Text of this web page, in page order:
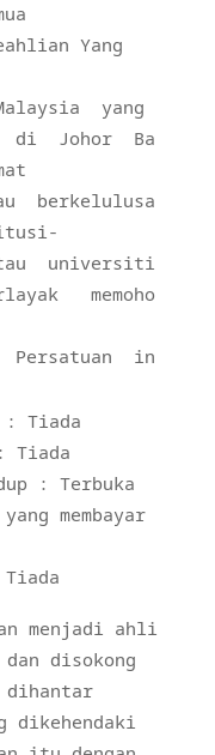
Yang
yang
di Johor Ba
berkelulusa
universiti
memoho
in
: Tiada
Tiada
: Terbuka
membayar
menjadi ahli
disokong
dikehendaki